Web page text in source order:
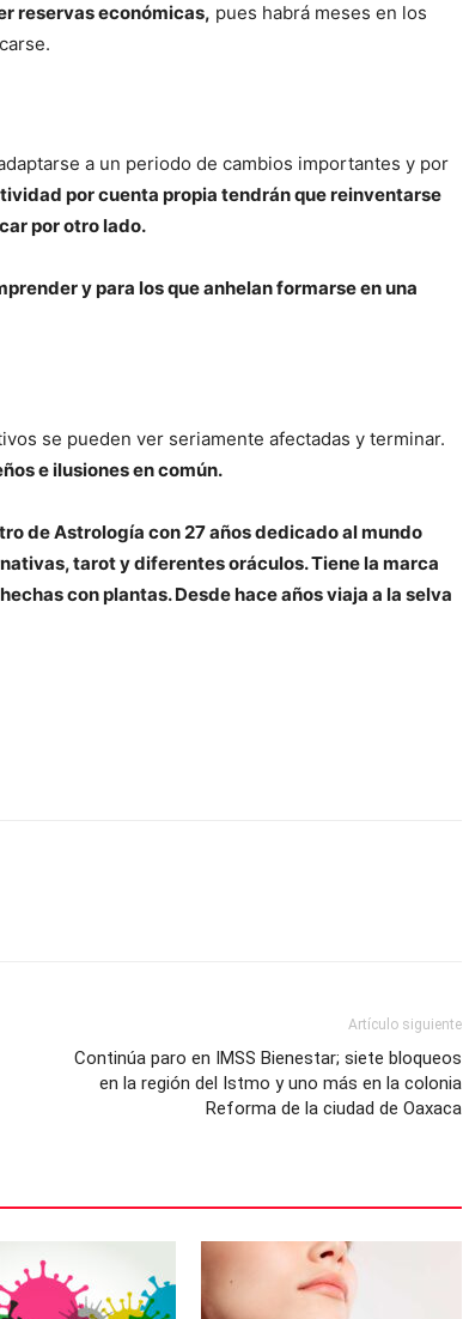
reservas económicas, pues habrá meses en los
a un periodo de cambios importantes y por
por cuenta propia tendrán que reinventarse
por otro lado.
y para los que anhelan formarse en una
se pueden ver seriamente afectadas y terminar.
e ilusiones en común.
de Astrología con 27 años dedicado al mundo
tarot y diferentes oráculos. Tiene la marca
con plantas. Desde hace años viaja a la selva
Artículo siguiente
Continúa paro en IMSS Bienestar; siete bloqueos
en la región del Istmo y uno más en la colonia
Reforma de la ciudad de Oaxaca